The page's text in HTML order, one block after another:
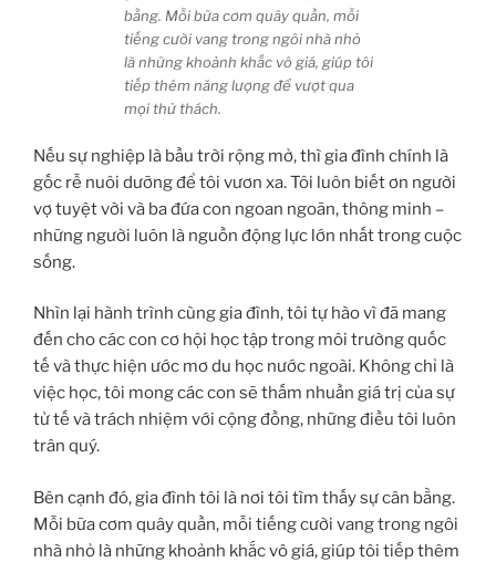
bằng. Mỗi bữa cơm quây quần, mỗi
tiếng cười vang trong ngôi nhà nhỏ
là những khoảnh khắc vô giá, giúp tôi
tiếp thêm năng lượng để vượt qua
mọi thử thách.
Nếu sự nghiệp là bầu trời rộng mở, thì gia đình chính là
gốc rễ nuôi dưỡng để tôi vươn xa. Tôi luôn biết ơn người
vợ tuyệt vời và ba đứa con ngoan ngoãn, thông minh –
những người luôn là nguồn động lực lớn nhất trong cuộc
sống.
Nhìn lại hành trình cùng gia đình, tôi tự hào vì đã mang
đến cho các con cơ hội học tập trong môi trường quốc
tế và thực hiện ước mơ du học nước ngoài. Không chỉ là
việc học, tôi mong các con sẽ thấm nhuần giá trị của sự
tử tế và trách nhiệm với cộng đồng, những điều tôi luôn
trân quý.
Bên cạnh đó, gia đình tôi là nơi tôi tìm thấy sự cân bằng.
Mỗi bữa cơm quây quần, mỗi tiếng cười vang trong ngôi
nhà nhỏ là những khoảnh khắc vô giá, giúp tôi tiếp thêm